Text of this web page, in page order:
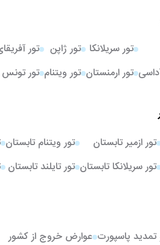
تور سریلانکا
تور ارمنستان
تور ژاپن
تور ویتنام
تور
تور تونس
تور ازمیر تابستان
تور سریلانکا تابستان
تور ویتنام تابستان
تور تایلند تابستان
پاسپورت عوارض خروج از کشور